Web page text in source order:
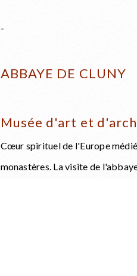
-
ABBAYE DE CLUNY
Musée d'art et
Cœur spirituel de l'Europe
monastères. La visite de